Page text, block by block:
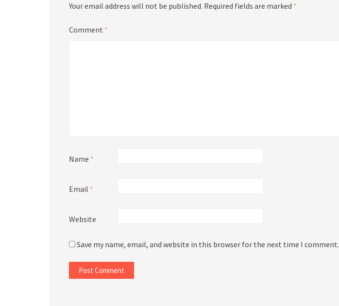
Your email address will not be published. Required fields are marked *
Comment *
Name *
Email *
Website
Save my name, email, and website in this browser for the next time I comment.